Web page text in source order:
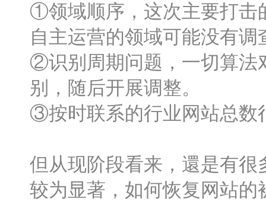
①领域顺序，这次主要打击
自主运营的领域可能没有调
②识别周期问题，一切算法
别，随后开展调整。
③按时联系的行业网站总数
但从现阶段看来，還是有
较为显著，如何恢复网站